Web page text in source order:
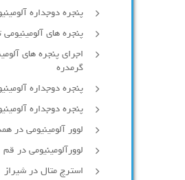
پنجره دوجداره
پنجره های
اجرای پنجره های
گرمدره
پنجره دوجداره
پنجره دوجداره
لوور آلومینیومی در
لوورآلومینیومی در قم
استرچ متال در شیراز